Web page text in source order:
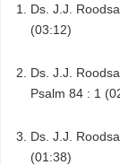
Ds. J.J.
(03:12)
Ds. J.J.
Psalm 84 : 1
Ds. J.J.
(01:38)